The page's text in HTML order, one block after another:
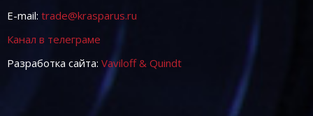
E-mail: trade@krasparus.ru
Канал в телеграме
Разработка сайта: Vaviloff & Quindt